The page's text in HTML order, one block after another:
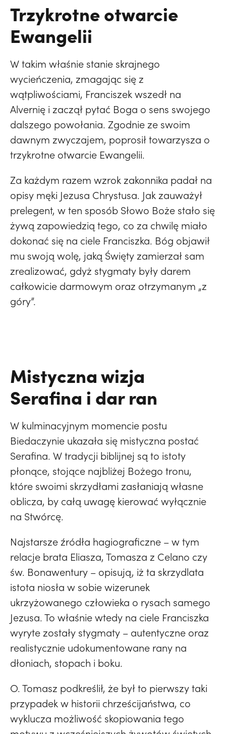
Trzykrotne otwarcie
Ewangelii
W takim właśnie stanie skrajnego
wycieńczenia, zmagając się z
wątpliwościami, Franciszek wszedł na
Alvernię i zaczął pytać Boga o sens swojego
dalszego powołania. Zgodnie ze swoim
dawnym zwyczajem, poprosił towarzysza o
trzykrotne otwarcie Ewangelii.
Za każdym razem wzrok zakonnika padał na
opisy męki Jezusa Chrystusa. Jak zauważył
prelegent, w ten sposób Słowo Boże stało się
żywą zapowiedzią tego, co za chwilę miało
dokonać się na ciele Franciszka. Bóg objawił
mu swoją wolę, jaką Święty zamierzał sam
zrealizować, gdyż stygmaty były darem
całkowicie darmowym oraz otrzymanym „z
góry”.
Mistyczna wizja
Serafina i dar ran
W kulminacyjnym momencie postu
Biedaczynie ukazała się mistyczna postać
Serafina. W tradycji biblijnej są to istoty
płonące, stojące najbliżej Bożego tronu,
które swoimi skrzydłami zasłaniają własne
oblicza, by całą uwagę kierować wyłącznie
na Stwórcę.
Najstarsze źródła hagiograficzne – w tym
relacje brata Eliasza, Tomasza z Celano czy
św. Bonawentury – opisują, iż ta skrzydlata
istota niosła w sobie wizerunek
ukrzyżowanego człowieka o rysach samego
Jezusa. To właśnie wtedy na ciele Franciszka
wyryte zostały stygmaty – autentyczne oraz
realistycznie udokumentowane rany na
dłoniach, stopach i boku.
O. Tomasz podkreślił, że był to pierwszy taki
przypadek w historii chrześcijaństwa, co
wyklucza możliwość skopiowania tego